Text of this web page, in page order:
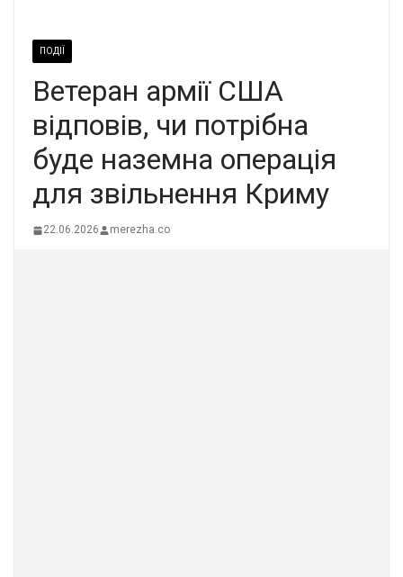
ПОДІЇ
Ветеран армії США
відповів, чи потрібна
буде наземна операція
для звільнення Криму
22.06.2026 merezha.co